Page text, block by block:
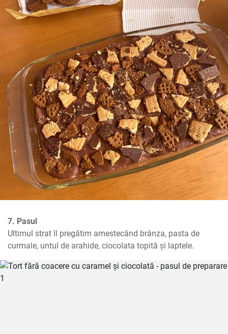
7. Pasul
Ultimul strat îl pregătim amestecând brânza, pasta de
curmale, untul de arahide, ciocolata topită și laptele.